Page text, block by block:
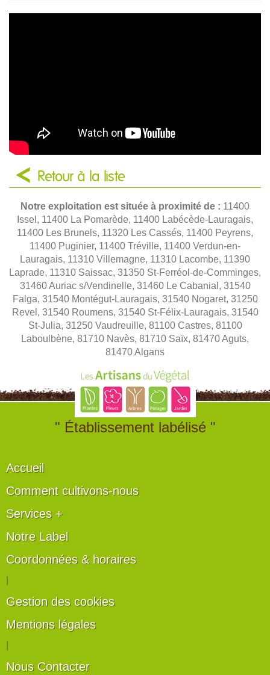
Retour à la liste
Notre exploitation est située à proximité de : 11400
Issel, 11400 La Pomarède, 11400 Labécède-Lauragais,
11400 Les Brunels, 11320 Les Cassés, 11400 Peyrens,
11400 Puginier, 11400 Tréville, 11400 Verdun-en-
Lauragais, 11310 Villemagne, 11310 Lacombe, 11390
Laprade, 11310 Saissac, 31350 St-Ferréol-de-Comminges,
31460 Auriac s/Vendinelle, 31460 Le Cabanial, 31540
Falga, 31540 Montégut-Lauragais, 31540 Nogaret, 31250
Revel, 31540 Roumens, 31540 St-Félix-Lauragais, 31540
St-Julia, 31250 Vaudreuille, 81100 Castres, 81100
Laboulbène, 81710 Navès, 81710 Saïx, 81470 Aguts,
81470 Algans
" Établissement labélisé "
Accueil
Comment cultivons-nous
Services +
Notre Label
Coordonnées & horaires
Gestion des cookies
Mentions légales
Nous Contacter